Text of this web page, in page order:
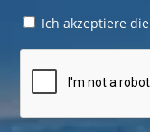
Consent
Ich akzeptiere die